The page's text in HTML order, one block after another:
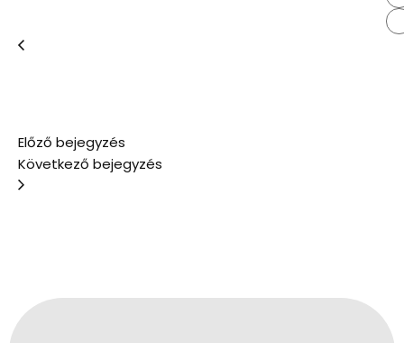
Előző bejegyzés
Következő bejegyzés